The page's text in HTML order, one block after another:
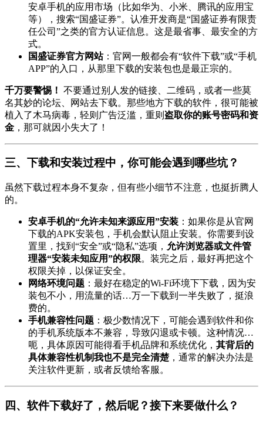
安卓手机的应用市场（比如华为、小米、腾讯的应用宝
等），搜索“国盛证券”。认准开发商是“国盛证券有限责
任公司”之类的官方认证信息。这是最省事、最安全的方
式。
国盛证券官方网站：官网一般都会有“软件下载”或“手机
APP”的入口，从那里下载的安装包也是最正宗的。
千万要警惕！ 不要通过别人发的链接、二维码，或者一些莫
名其妙的论坛、网站去下载。那些地方下载的软件，很可能被
植入了木马病毒，轻则广告泛滥，重则 盗取你的账号密码和资
金 ，那可就因小失大了！
三、下载和安装过程中，你可能会遇到哪些坑？
虽然下载过程本身不复杂，但有些小细节不注意，也挺折腾人
的。
安卓手机的“允许未知来源应用”安装 ：如果你是从官网
下载的APK安装包，手机会默认阻止安装。你需要到设
置里，找到“安全”或“隐私”选项， 允许浏览器或文件管
理器“安装未知应用”的权限。装完之后，最好再把这个
权限关掉，以保证安全。
网络环境问题 ：最好在稳定的Wi-Fi环境下下载，因为安
装包不小，用流量的话…万一下载到一半失败了，挺浪
费的。
手机兼容性问题 ：极少数情况下，可能会遇到软件和你
的手机系统版本不兼容，导致闪退或卡顿。这种情况…
呃，具体原因可能得看手机品牌和系统优化， 其背后的
具体兼容性机制我也不是完全清楚，通常的解决办法是
关注软件更新，或者反馈给客服。
四、软件下载好了，然后呢？接下来要做什么？